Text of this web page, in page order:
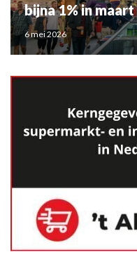
bijna 1% in maart
6 mei 2026